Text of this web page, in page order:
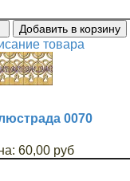
товара
0070
60,00 руб